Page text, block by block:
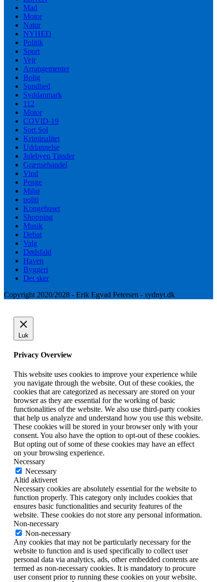
Mad
Motor
Natur
NYHED
Politik
Sport
Vejr
Arrangementer
Bolig
Sundhed
Syddanmark
112
Motor
COVID-19
Sort Sol
Kriminalitet
Uddannelse
Julebyen Tønder
Grænsehandel
Vind
Penge
Miljø
politi
Kongehuset
Shopping
Musik
Debat
Valg
Dødsfald
Haven
Byggeri
Det sker
Copyright 2020/2028 - Erik Egvad Petersen - sydnyt.dk
Luk
Privacy Overview
This website uses cookies to improve your experience while
you navigate through the website. Out of these cookies, the
cookies that are categorized as necessary are stored on your
browser as they are essential for the working of basic
functionalities of the website. We also use third-party cookies
that help us analyze and understand how you use this website.
These cookies will be stored in your browser only with your
consent. You also have the option to opt-out of these cookies.
But opting out of some of these cookies may have an effect
on your browsing experience.
Necessary
Necessary
Altid aktiveret
Necessary cookies are absolutely essential for the website to
function properly. This category only includes cookies that
ensures basic functionalities and security features of the
website. These cookies do not store any personal information.
Non-necessary
Non-necessary
Any cookies that may not be particularly necessary for the
website to function and is used specifically to collect user
personal data via analytics, ads, other embedded contents are
termed as non-necessary cookies. It is mandatory to procure
user consent prior to running these cookies on your website.